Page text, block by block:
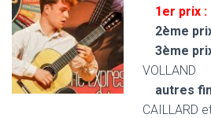
1er prix :
2ème
3ème
VOLLAND
autres
CAILLARD